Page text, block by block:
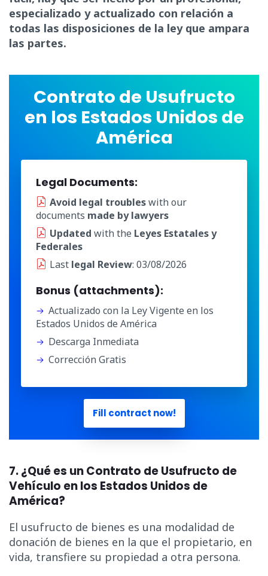
especializado y actualizado con relación a
todas las disposiciones de la ley que ampara
las partes.
Contrato de Usufructo
en los Estados Unidos de
América
Legal Documents:
Avoid legal troubleswith our
documents made by lawyers
Updated with the Leyes Estatales y
Federales
Last legal Review: 03/08/2026
Bonus (attachments):
Actualizado con la Ley Vigente en los
Estados Unidos de América
Descarga Inmediata
Corrección Gratis
Fill contract now!
7. ¿Qué es un Contrato de Usufructo de
Vehículo en los Estados Unidos de
América?
El usufructo de bienes es una modalidad de
donación de bienes en la que el propietario, en
vida, transfiere su propiedad a otra persona.